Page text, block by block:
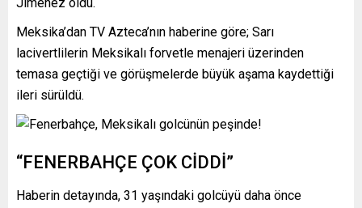
Jimenez oldu.
Meksika’dan TV Azteca’nın haberine göre; Sarı
lacivertlilerin Meksikalı forvetle menajeri üzerinden
temasa geçtiği ve görüşmelerde büyük aşama kaydettiği
ileri sürüldü.
“FENERBAHÇE ÇOK CİDDİ”
Haberin detayında, 31 yaşındaki golcüyü daha önce